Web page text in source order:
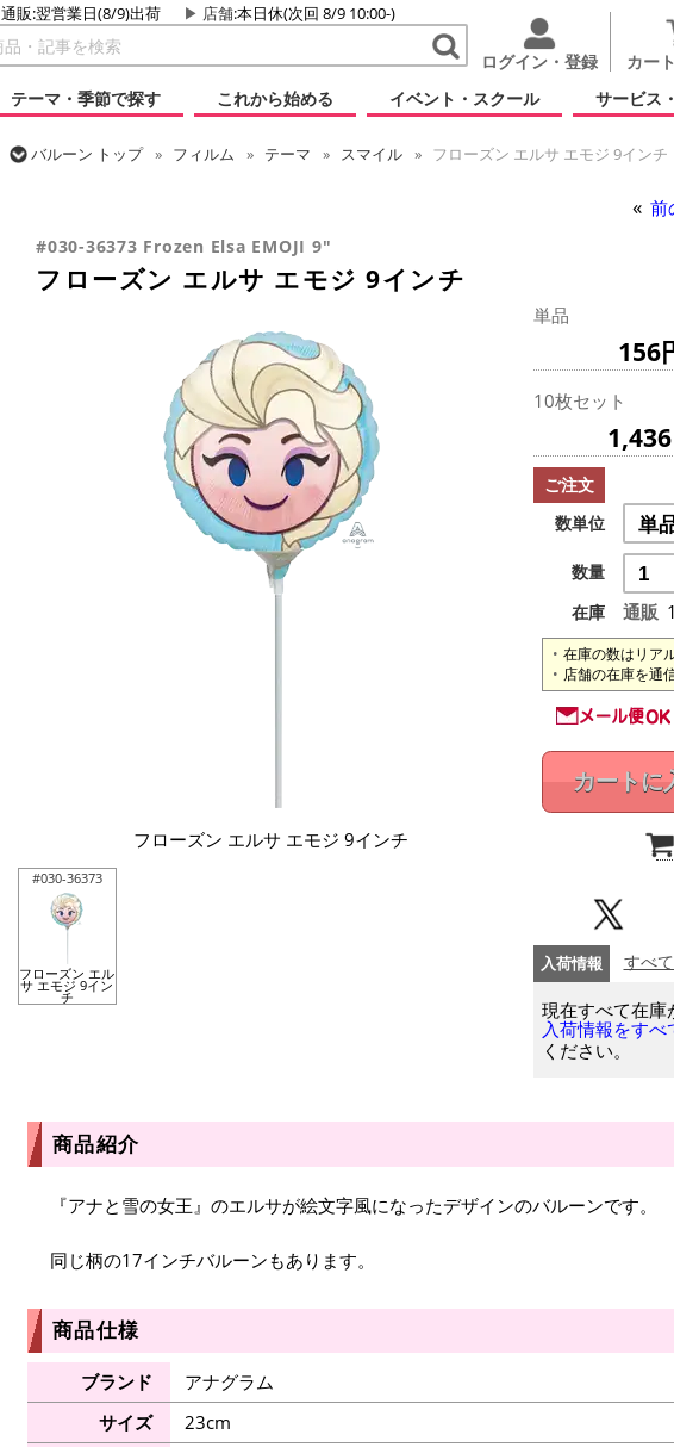
通販:翌営業日(8/9)出荷 店舗:本日休(次回 8/9 10:00-)
ログイン・登録 カー
テーマ・季節で探す
これから始める イベント・スクール サービス
バルーン トップ フィルム テーマ スマイル
フローズン エルサ エモジ 9インチ
前
#030-36373 Frozen Elsa EMOJI 9"
フローズン エルサ エモジ 9インチ
フローズン エルサ エモジ 9インチ
#030-36373
フローズン エル
サ エモジ 9イン
チ
単品
156
10枚セット
ご注文
数単位
数量
在庫
通販
在庫の数はリア
店舗の在庫を通
カートに
入荷情報 すべ
現在すべて在庫
入荷情報をすべ
ください。
商品紹介
『アナと雪の女王』のエルサが絵文字風になったデザインのバルーンです。
同じ柄の17インチバルーンもあります。
商品仕様
ブランド
アナグラム
サイズ
23cm